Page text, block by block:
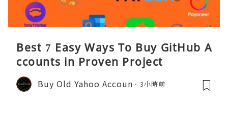
Best 7 Easy Ways To Buy GitHub A
ccounts in Proven Project
Buy Old Yahoo Accoun 3小時前